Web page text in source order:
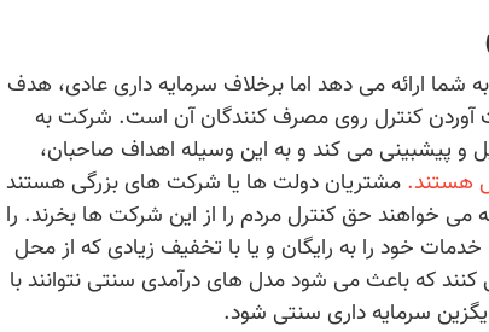
ارائه می دهد اما برخلاف سرمایه داری عادی، هدف
کنترل روی مصرف کنندگان آن است. شرکت به
و پیشبینی می کند و به این وسیله اهداف صاحبان،
هستند. مشتریان دولت ها یا شرکت های بزرگی هستند
خواهند حق کنترل مردم را از این شرکت ها بخرند. را
خود را به رایگان و یا با تخفیف زیادی که از محل
که باعث می شود مدل های درآمدی سنتی نتوانند با
سرمایه داری سنتی شود.